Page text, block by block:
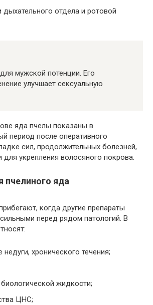
дыхательного отдела и ротовой
мужской потенции. Его
улучшает сексуальную
яда пчелы показаны в
период после оперативного
сил, продолжительных болезней,
для укрепления волосяного покрова.
пчелиного яда
когда другие препараты
перед рядом патологий. В
недуги, хронического течения;
жидкости;
ЦНС;